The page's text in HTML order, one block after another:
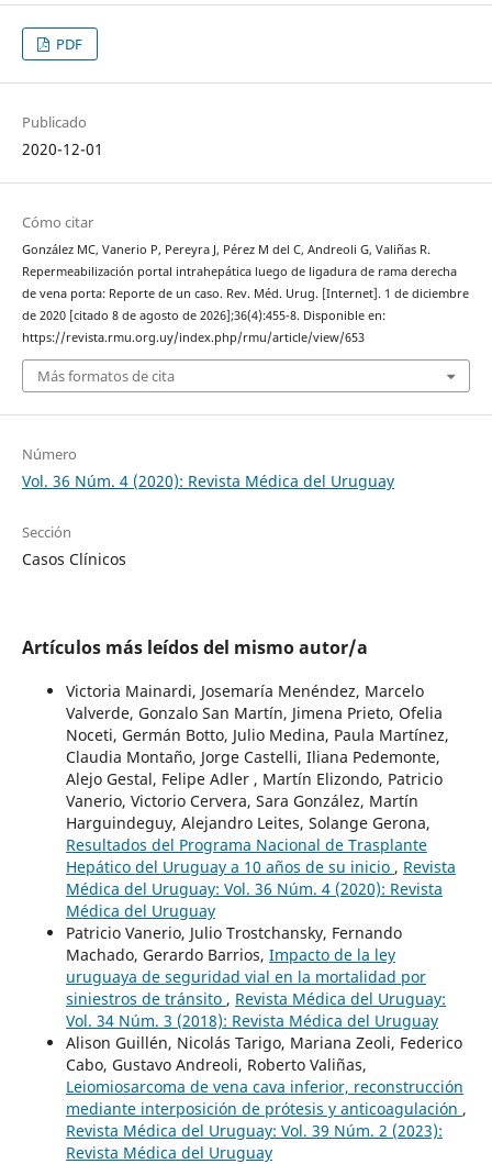
PDF
Publicado
2020-12-01
Cómo citar
González MC, Vanerio P, Pereyra J, Pérez M del C, Andreoli G, Valiñas R.
Repermeabilización portal intrahepática luego de ligadura de rama derecha
de vena porta: Reporte de un caso. Rev. Méd. Urug. [Internet]. 1 de diciembre
de 2020 [citado 8 de agosto de 2026];36(4):455-8. Disponible en:
https://revista.rmu.org.uy/index.php/rmu/article/view/653
Más formatos de cita
Número
Vol. 36 Núm. 4 (2020): Revista Médica del Uruguay
Sección
Casos Clínicos
Artículos más leídos del mismo autor/a
Victoria Mainardi, Josemaría Menéndez, Marcelo
Valverde, Gonzalo San Martín, Jimena Prieto, Ofelia
Noceti, Germán Botto, Julio Medina, Paula Martínez,
Claudia Montaño, Jorge Castelli, Iliana Pedemonte,
Alejo Gestal, Felipe Adler , Martín Elizondo, Patricio
Vanerio, Victorio Cervera, Sara González, Martín
Harguindeguy, Alejandro Leites, Solange Gerona,
Resultados del Programa Nacional de Trasplante
Hepático del Uruguay a 10 años de su inicio , Revista
Médica del Uruguay: Vol. 36 Núm. 4 (2020): Revista
Médica del Uruguay
Patricio Vanerio, Julio Trostchansky, Fernando
Machado, Gerardo Barrios, Impacto de la ley
uruguaya de seguridad vial en la mortalidad por
siniestros de tránsito , Revista Médica del Uruguay:
Vol. 34 Núm. 3 (2018): Revista Médica del Uruguay
Alison Guillén, Nicolás Tarigo, Mariana Zeoli, Federico
Cabo, Gustavo Andreoli, Roberto Valiñas,
Leiomiosarcoma de vena cava inferior, reconstrucción
mediante interposición de prótesis y anticoagulación ,
Revista Médica del Uruguay: Vol. 39 Núm. 2 (2023):
Revista Médica del Uruguay